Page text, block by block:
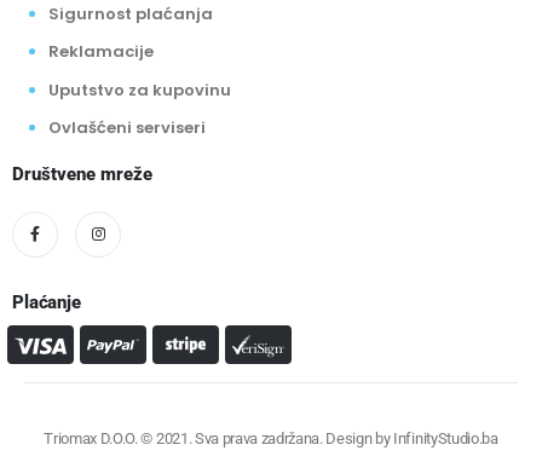
Sigurnost plaćanja
Reklamacije
Uputstvo za kupovinu
Ovlašćeni serviseri
Društvene mreže
Plaćanje
Triomax D.O.O. © 2021. Sva prava zadržana. Design by InfinityStudio.ba